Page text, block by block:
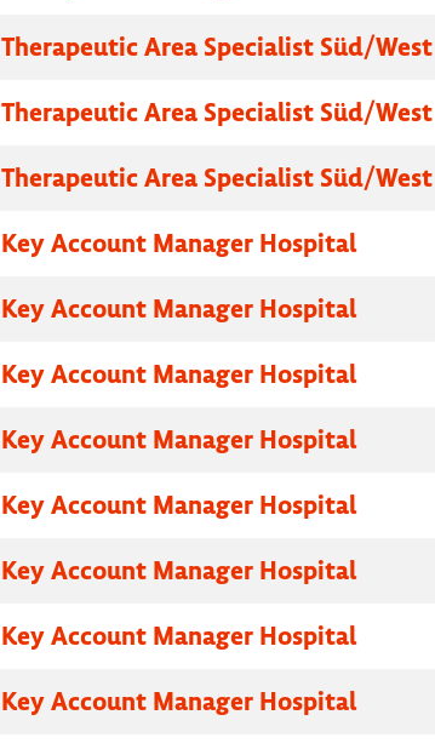
Therapeutic Area Specialist Süd/West
Therapeutic Area Specialist Süd/West
Therapeutic Area Specialist Süd/West
Key Account Manager Hospital
Key Account Manager Hospital
Key Account Manager Hospital
Key Account Manager Hospital
Key Account Manager Hospital
Key Account Manager Hospital
Key Account Manager Hospital
Key Account Manager Hospital